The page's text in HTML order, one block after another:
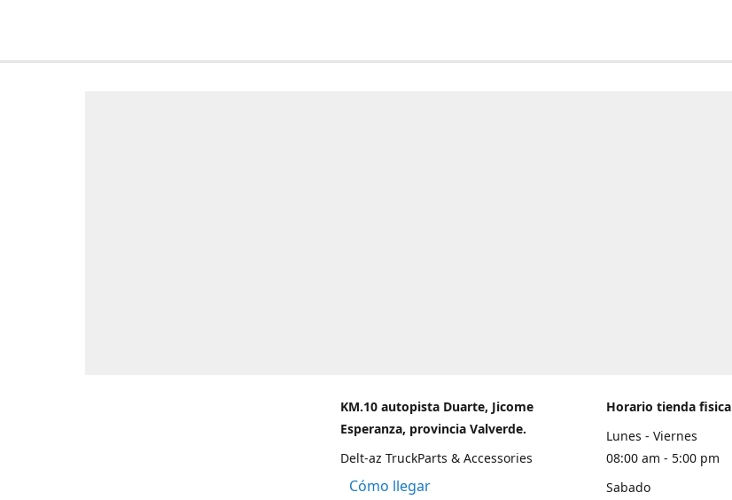
KM.10 autopista Duarte, Jicome
Esperanza, provincia Valverde.
Delt-az TruckParts & Accessories
Cómo llegar
Horario tienda fisica
Lunes - Viernes
08:00 am - 5:00 pm
Sabado